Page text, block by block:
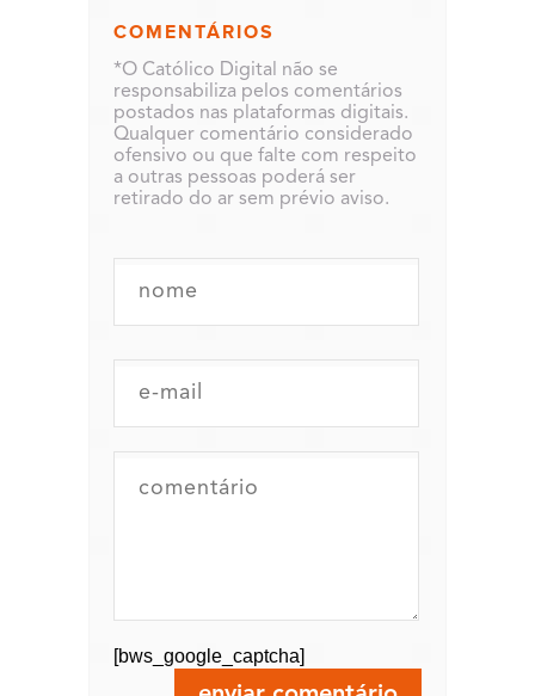
COMENTÁRIOS
*O Católico Digital não se
responsabiliza pelos comentários
postados nas plataformas digitais.
Qualquer comentário considerado
ofensivo ou que falte com respeito
a outras pessoas poderá ser
retirado do ar sem prévio aviso.
[bws_google_captcha]